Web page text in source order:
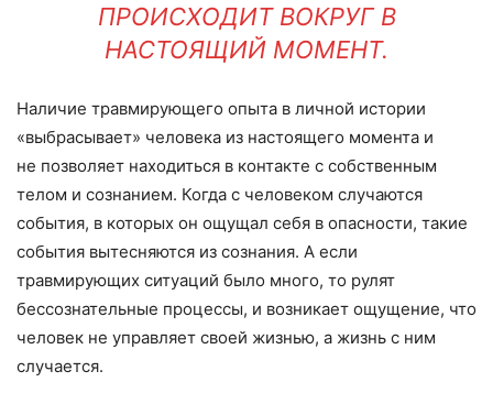
ПРОИСХОДИТ ВОКРУГ В
НАСТОЯЩИЙ МОМЕНТ.
Наличие травмирующего опыта в личной истории
«выбрасывает» человека из настоящего момента и
не позволяет находиться в контакте с собственным
телом и сознанием. Когда с человеком случаются
события, в которых он ощущал себя в опасности, такие
события вытесняются из сознания. А если
травмирующих ситуаций было много, то рулят
бессознательные процессы, и возникает ощущение, что
человек не управляет своей жизнью, а жизнь с ним
случается.